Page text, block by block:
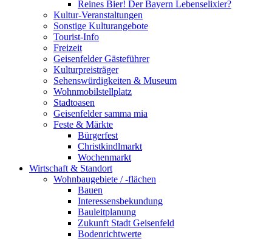
Reines Bier! Der Bayern Lebenselixier?
Kultur-Veranstaltungen
Sonstige Kulturangebote
Tourist-Info
Freizeit
Geisenfelder Gästeführer
Kulturpreisträger
Sehenswürdigkeiten & Museum
Wohnmobilstellplatz
Stadtoasen
Geisenfelder samma mia
Feste & Märkte
Bürgerfest
Christkindlmarkt
Wochenmarkt
Wirtschaft & Standort
Wohnbaugebiete / -flächen
Bauen
Interessensbekundung
Bauleitplanung
Zukunft Stadt Geisenfeld
Bodenrichtwerte